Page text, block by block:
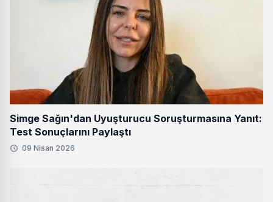
Simge Sağın'dan Uyuşturucu Soruşturmasına Yanıt:
Test Sonuçlarını Paylaştı
09 Nisan 2026